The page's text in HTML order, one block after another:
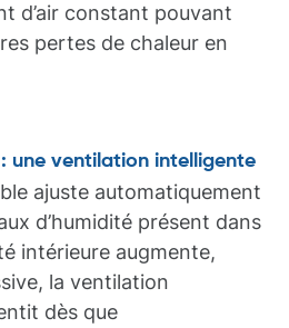
d’air constant pouvant
pertes de chaleur en
une ventilation intelligente
ajuste automatiquement
d’humidité présent dans
intérieure augmente,
la ventilation
dès que